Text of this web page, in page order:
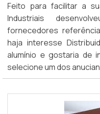
Feito para facilitar a
Industriais
fornecedores
haja interesse
alumínio e gostaria de
selecione um dos